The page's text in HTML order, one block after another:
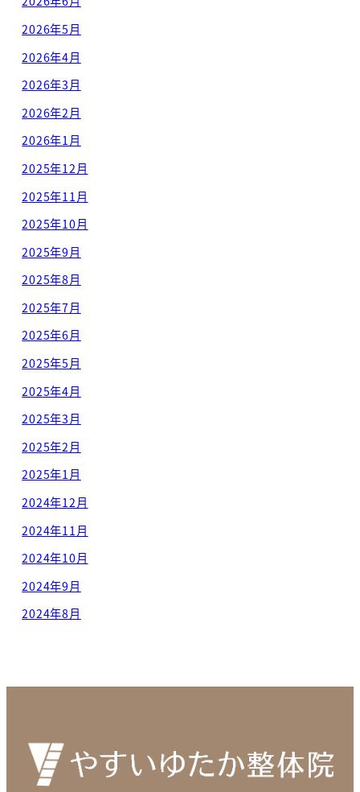
2026年5月
2026年4月
2026年3月
2026年2月
2026年1月
2025年12月
2025年11月
2025年10月
2025年9月
2025年8月
2025年7月
2025年6月
2025年5月
2025年4月
2025年3月
2025年2月
2025年1月
2024年12月
2024年11月
2024年10月
2024年9月
2024年8月